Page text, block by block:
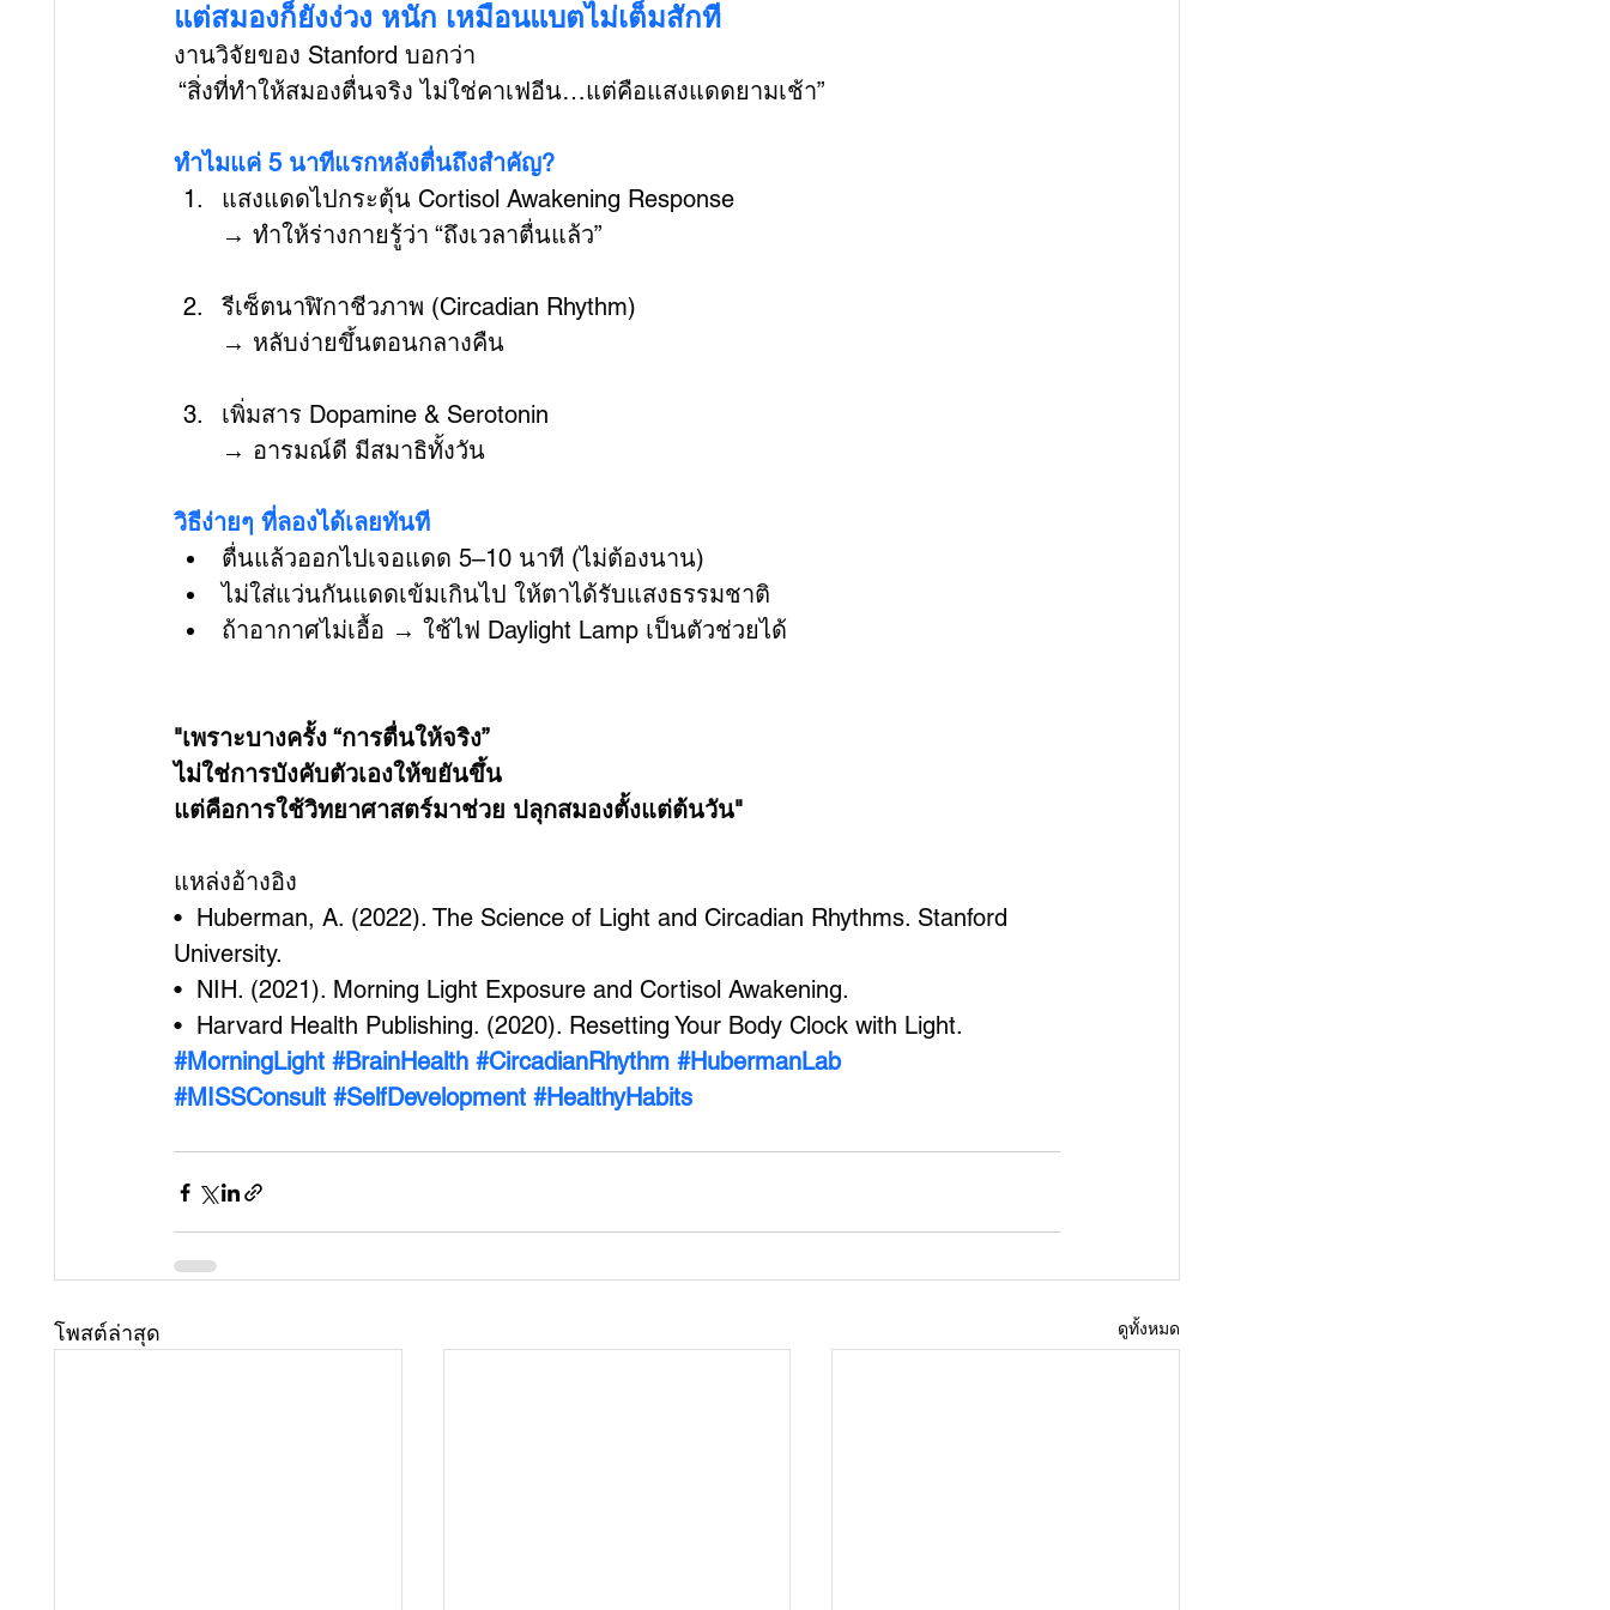
แต่สมองก็ยังง่วง หนัก เหมือนแบตไม่เต็มสักที
งานวิจัยของ Stanford บอกว่า
“สิ่งที่ทำให้สมองตื่นจริง ไม่ใช่คาเฟอีน…แต่คือแสงแดดยามเช้า”
ทำไมแค่ 5 นาทีแรกหลังตื่นถึงสำคัญ?
แสงแดดไปกระตุ้น Cortisol Awakening Response
→ ทำให้ร่างกายรู้ว่า “ถึงเวลาตื่นแล้ว”
รีเซ็ตนาฬิกาชีวภาพ (Circadian Rhythm)
→ หลับง่ายขึ้นตอนกลางคืน
เพิ่มสาร Dopamine & Serotonin
→ อารมณ์ดี มีสมาธิทั้งวัน
วิธีง่ายๆ ที่ลองได้เลยทันที
ตื่นแล้วออกไปเจอแดด 5–10 นาที (ไม่ต้องนาน)
ไม่ใส่แว่นกันแดดเข้มเกินไป ให้ตาได้รับแสงธรรมชาติ
ถ้าอากาศไม่เอื้อ → ใช้ไฟ Daylight Lamp เป็นตัวช่วยได้
"เพราะบางครั้ง “การตื่นให้จริง”
ไม่ใช่การบังคับตัวเองให้ขยันขึ้น
แต่คือการใช้วิทยาศาสตร์มาช่วย ปลุกสมองตั้งแต่ต้นวัน"
แหล่งอ้างอิง
•  Huberman, A. (2022). The Science of Light and Circadian Rhythms. Stanford
University.
•  NIH. (2021). Morning Light Exposure and Cortisol Awakening.
•  Harvard Health Publishing. (2020). Resetting Your Body Clock with Light.
#MorningLight #BrainHealth #CircadianRhythm #HubermanLab
#MISSConsult #SelfDevelopment #HealthyHabits
โพสต์ล่าสุด ดูทั้งหมด